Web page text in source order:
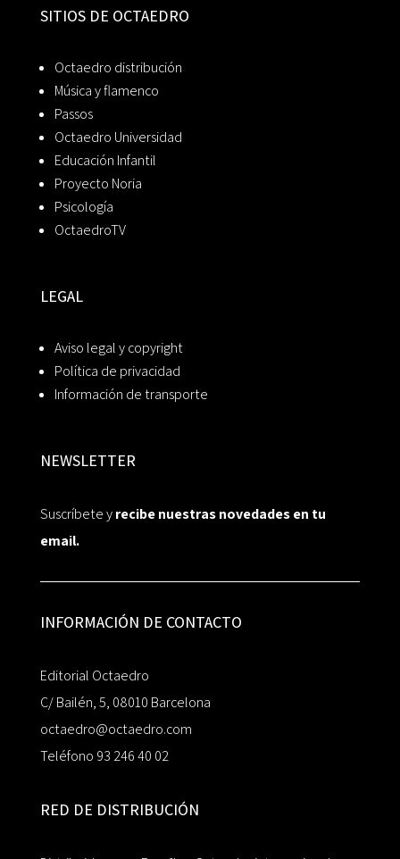
SITIOS DE OCTAEDRO
Octaedro distribución
Música y flamenco
Passos
Octaedro Universidad
Educación Infantil
Proyecto Noria
Psicología
OctaedroTV
LEGAL
Aviso legal y copyright
Política de privacidad
Información de transporte
NEWSLETTER
Suscríbete yrecibe nuestras novedades en tu
email.
INFORMACIÓN DE CONTACTO
Editorial Octaedro
C/ Bailén, 5, 08010 Barcelona
octaedro@octaedro.com
Teléfono 93 246 40 02
RED DE DISTRIBUCIÓN